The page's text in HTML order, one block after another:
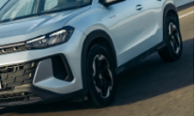
E kier pa mucha muhenan
comunidad chikito na mundo
ta bin sino unda nan ta bay. Cu
internacionalmente y